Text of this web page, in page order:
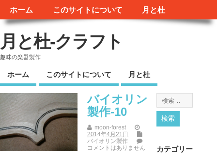
ホーム このサイトについて 月と杜
月と杜-クラフト
趣味の楽器製作
ホーム このサイトについて 月と杜
バイオリン
製作-10
moon-forest
2014年4月21日
バイオリン製作
コメントはありません
カテゴリー